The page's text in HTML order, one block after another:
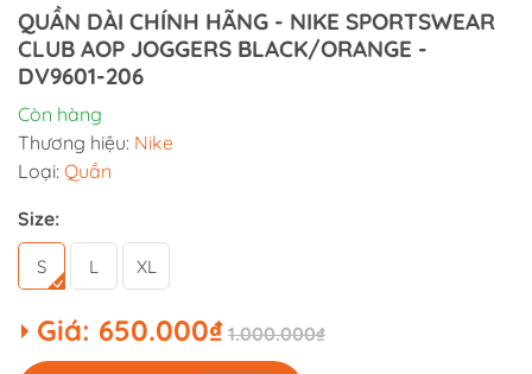
QUẦN DÀI CHÍNH HÃNG - NIKE SPORTSWEAR
CLUB AOP JOGGERS BLACK/ORANGE -
DV9601-206
Còn hàng
Thương hiệu: Nike
Loại: Quần
Size:
S L XL
Giá: 650.000₫ 1.000.000₫